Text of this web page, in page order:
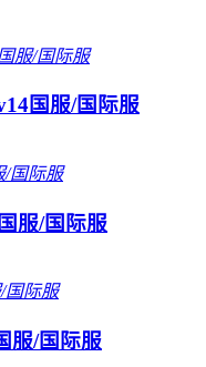
国服/国际服
服/国际服
服/国际服